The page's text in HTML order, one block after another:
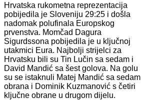
Hrvatska rukometna reprezentacija
pobijedila je Sloveniju 29:25 i došla
nadomak polufinala Europskog
prvenstva. Momčad Dagura
Sigurdssona pobijedila je u ključnoj
utakmici Eura. Najbolji strijelci za
Hrvatsku bili su Tin Lučin sa sedam i
David Mandić sa šest golova. Na golu
su se istaknuli Matej Mandić sa sedam
obrana i Dominik Kuzmanović s četiri
ključne obrane u drugom dijelu.